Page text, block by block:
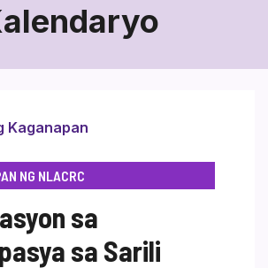
Kaganapan
NG NLACRC
sa
sa Sarili